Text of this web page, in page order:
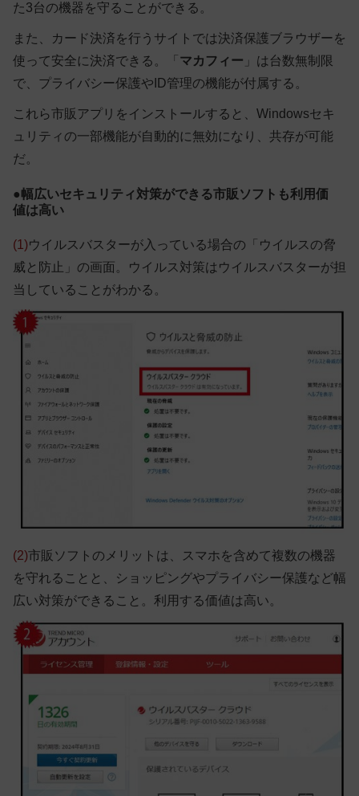
た3台の機器を守ることができる。
また、カード決済を行うサイトでは決済保護ブラウザーを
使って安全に決済できる。「 マカフィー 」は台数無制限
で、プライバシー保護やID管理の機能が付属する。
これら市販アプリをインストールすると、Windowsセキ
ュリティの一部機能が自動的に無効になり、共存が可能
だ。
●幅広いセキュリティ対策ができる市販ソフトも利用価
値は高い
(1)ウイルスバスターが入っている場合の「ウイルスの脅
威と防止」の画面。ウイルス対策はウイルスバスターが担
当していることがわかる。
(2)市販ソフトのメリットは、スマホを含めて複数の機器
を守れることと、ショッピングやプライバシー保護など幅
広い対策ができること。利用する価値は高い。